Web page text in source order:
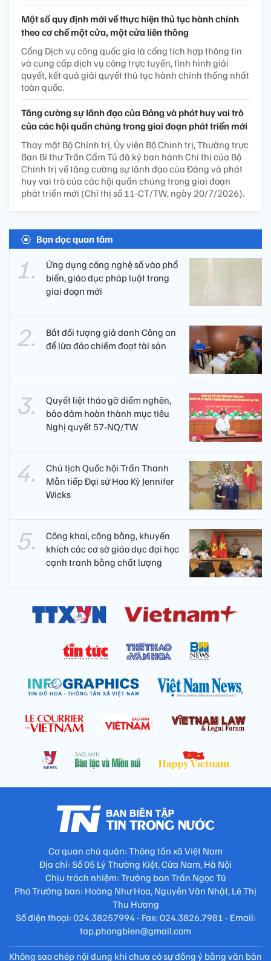
Một số quy định mới về thực hiện thủ tục hành chính
theo cơ chế một cửa, một cửa liên thông
Cổng Dịch vụ công quốc gia là cổng tích hợp thông tin
và cung cấp dịch vụ công trực tuyến, tình hình giải
quyết, kết quả giải quyết thủ tục hành chính thống nhất
toàn quốc.
Tăng cường sự lãnh đạo của Đảng và phát huy vai trò
của các hội quần chúng trong giai đoạn phát triển mới
Thay mặt Bộ Chính trị, Ủy viên Bộ Chính trị, Thường trực
Ban Bí thư Trần Cẩm Tú đã ký ban hành Chỉ thị của Bộ
Chính trị về tăng cường sự lãnh đạo của Đảng và phát
huy vai trò của các hội quần chúng trong giai đoạn
phát triển mới (Chỉ thị số 11-CT/TW, ngày 20/7/2026).
Bạn đọc quan tâm
Ứng dụng công nghệ số vào phổ
biến, giáo dục pháp luật trong
giai đoạn mới
Bắt đối tượng giả danh Công an
để lừa đảo chiếm đoạt tài sản
Quyết liệt tháo gỡ điểm nghẽn,
bảo đảm hoàn thành mục tiêu
Nghị quyết 57-NQ/TW
Chủ tịch Quốc hội Trần Thanh
Mẫn tiếp Đại sứ Hoa Kỳ Jennifer
Wicks
Công khai, công bằng, khuyến
khích các cơ sở giáo dục đại học
cạnh tranh bằng chất lượng​
Cơ quan chủ quản: Thông tấn xã Việt Nam
Địa chỉ: Số 05 Lý Thường Kiệt, Cửa Nam, Hà Nội
Chịu trách nhiệm: Trưởng ban Trần Ngọc Tú
Phó Trưởng ban: Hoàng Như Hoa, Nguyễn Văn Nhật, Lê Thị
Thu Hương
Số điện thoại: 024.38257994 - Fax: 024.3826.7981 - Email:
tap.phongbien@gmail.com
Không sao chép nội dung khi chưa có sự đồng ý bằng văn bản